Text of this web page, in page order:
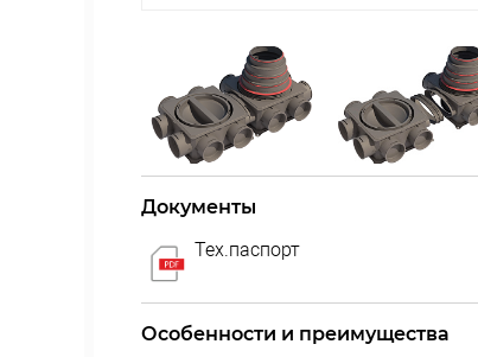
Документы
Тех.паспорт
Особенности и преимущества